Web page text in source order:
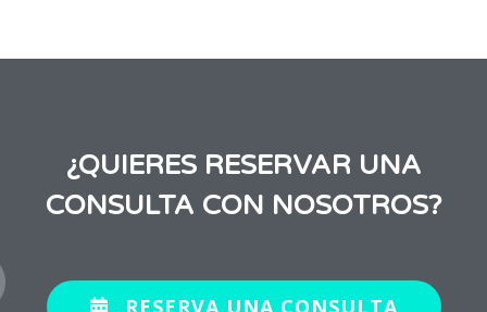
¿QUIERES RESERVAR UNA
CONSULTA CON NOSOTROS?
RESERVA UNA CONSULTA